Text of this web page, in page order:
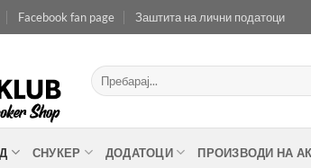
Facebook fan page Заштита на лични податоци
Барај
за:
СНУКЕР ДОДАТОЦИ ПРОИЗВОДИ НА